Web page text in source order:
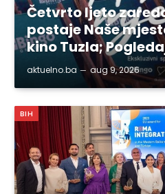
Četvrto ljeto
postaje Naše
kino Tuzla;
aktuelno.ba aug 9, 2026
BIH